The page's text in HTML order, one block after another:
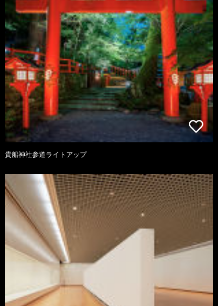
貴船神社参道ライトアップ